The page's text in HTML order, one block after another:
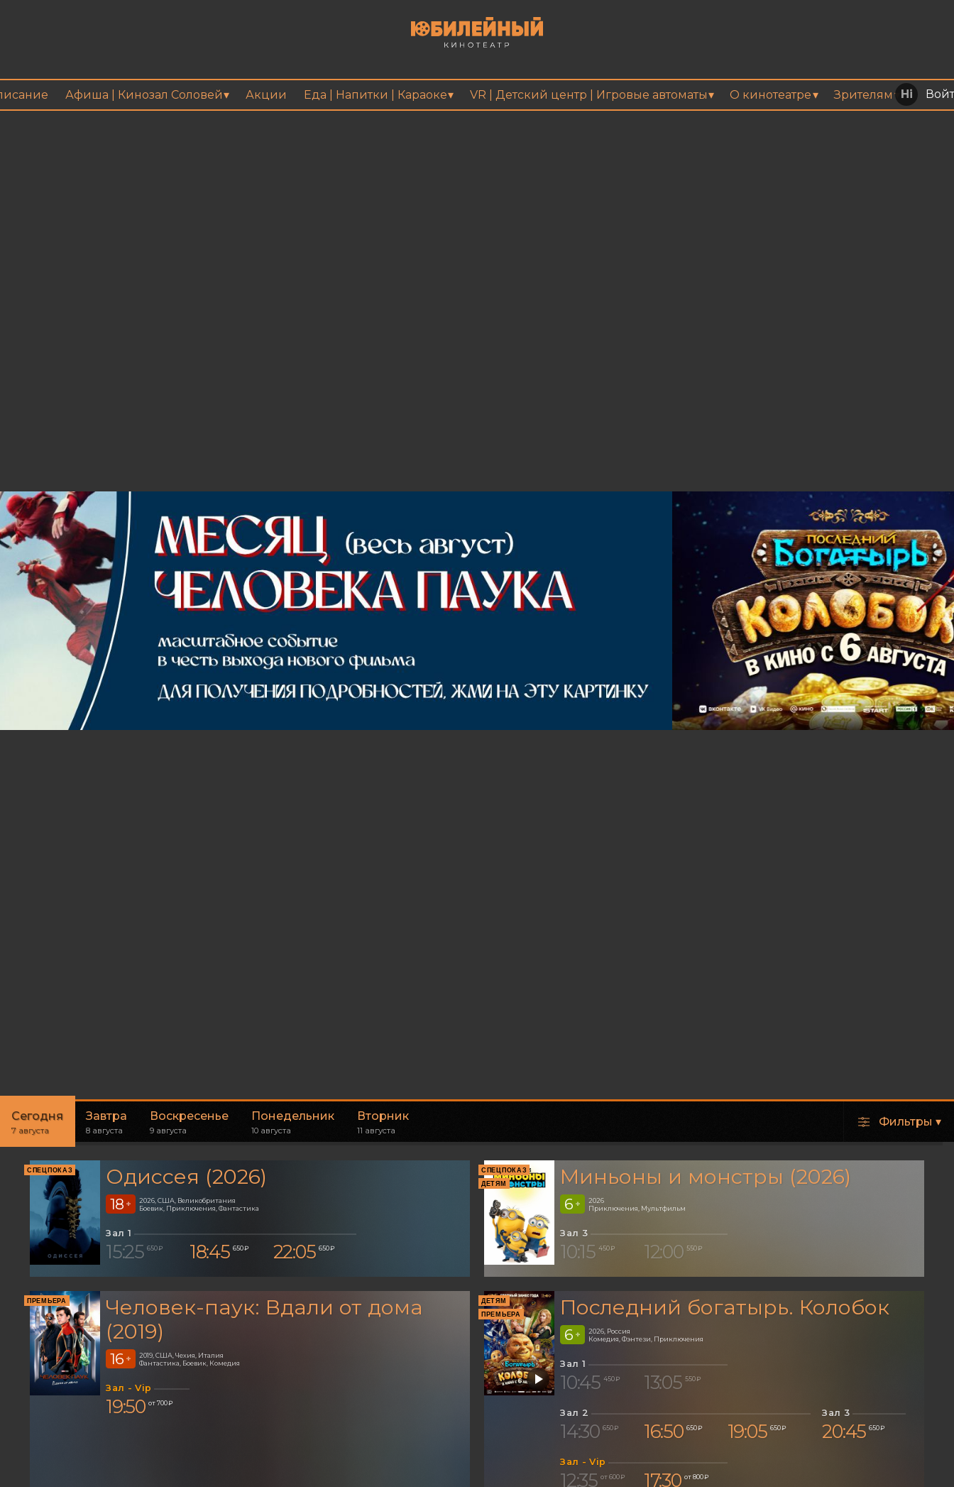
Афиша | Кинозал Соловей Акции Еда | Напитки | Караоке VR | Детский центр | Игровые автоматы О кинотеатре Зрителям
Сегодня
7 августа
Завтра
8 августа
Воскресенье
9 августа
Понедельник
10 августа
Вторник
11 августа
Фильтры ▾
СПЕЦПОКАЗ Одиссея (2026)
18 +
2026, США, Великобритания
Боевик, Приключения, Фантастика
Зал 1
15:25 650 ₽ 18:45 650 ₽ 22:05 650 ₽
СПЕЦПОКАЗ
ДЕТЯМ
Миньоны и монстры (2026)
6 +
2026
Приключения, Мультфильм
Зал 3
10:15 450 ₽ 12:00 550 ₽
ПРЕМЬЕРА
Человек-паук: Вдали от дома
(2019)
16 +
2019, США, Чехия, Италия
Фантастика, Боевик, Комедия
Зал - Vip
19:50 от 700 ₽
ДЕТЯМ
ПРЕМЬЕРА
Последний богатырь. Колобок
6 +
2026, Россия
Комедия, Фэнтези, Приключения
Зал 1
10:45 450 ₽ 13:05 550 ₽
Зал 2
14:30 650 ₽ 16:50 650 ₽ 19:05 650 ₽
Зал 3
20:45 650 ₽
Зал - Vip
12:35 от 600 ₽ 17:30 от 800 ₽